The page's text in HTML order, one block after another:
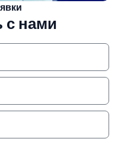
с нами